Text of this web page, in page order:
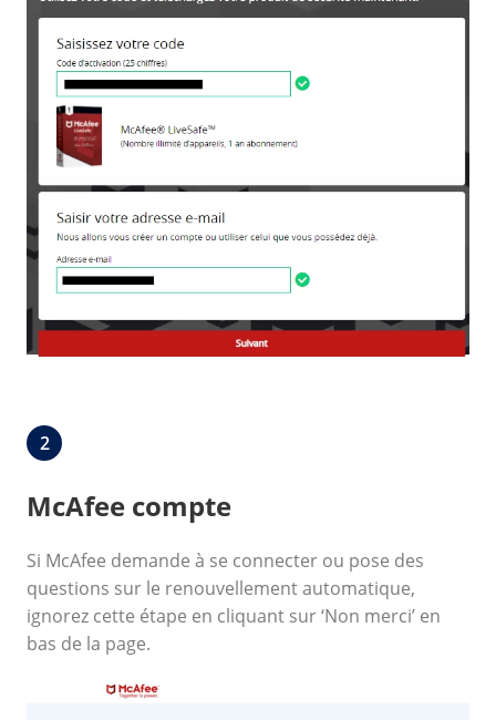
2
McAfee compte
Si McAfee demande à se connecter ou pose des
questions sur le renouvellement automatique,
ignorez cette étape en cliquant sur‘Non merci’ en
bas de la page.